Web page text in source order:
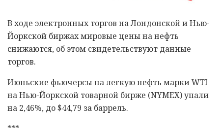
В ходе электронных торгов на Лондонской и Нью-
Йоркской биржах мировые цены на нефть
снижаются, об этом свидетельствуют данные
торгов.
Июньские фьючерсы на легкую нефть марки WTI
на Нью-Йоркской товарной бирже (NYMEX) упали
на 2,46%, до $44,79 за баррель.
***